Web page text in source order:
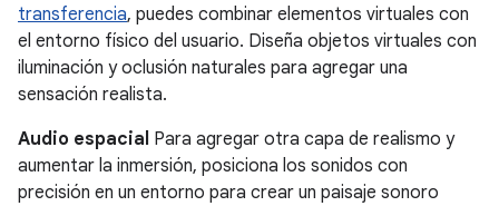
transferencia, puedes combinar elementos virtuales con
el entorno físico del usuario. Diseña objetos virtuales con
iluminación y oclusión naturales para agregar una
sensación realista.
Audio espacial Para agregar otra capa de realismo y
aumentar la inmersión, posiciona los sonidos con
precisión en un entorno para crear un paisaje sonoro